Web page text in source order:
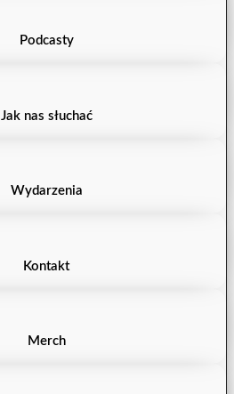
Podcasty
Jak nas słuchać
Wydarzenia
Kontakt
Merch